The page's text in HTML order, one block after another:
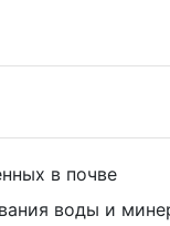
в почве
воды и